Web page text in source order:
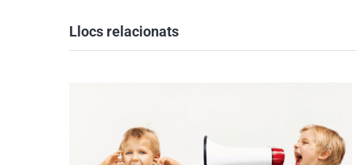
Llocs relacionats